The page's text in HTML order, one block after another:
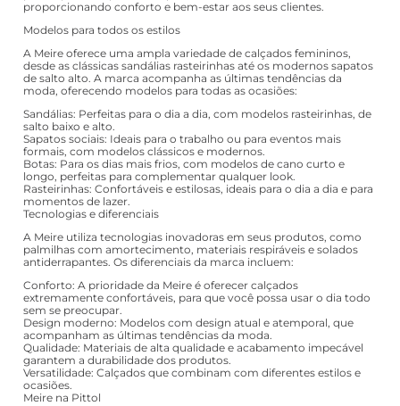
proporcionando conforto e bem-estar aos seus clientes.
Modelos para todos os estilos
A Meire oferece uma ampla variedade de calçados femininos,
desde as clássicas sandálias rasteirinhas até os modernos sapatos
de salto alto. A marca acompanha as últimas tendências da
moda, oferecendo modelos para todas as ocasiões:
Sandálias: Perfeitas para o dia a dia, com modelos rasteirinhas, de
salto baixo e alto.
Sapatos sociais: Ideais para o trabalho ou para eventos mais
formais, com modelos clássicos e modernos.
Botas: Para os dias mais frios, com modelos de cano curto e
longo, perfeitas para complementar qualquer look.
Rasteirinhas: Confortáveis e estilosas, ideais para o dia a dia e para
momentos de lazer.
Tecnologias e diferenciais
A Meire utiliza tecnologias inovadoras em seus produtos, como
palmilhas com amortecimento, materiais respiráveis e solados
antiderrapantes. Os diferenciais da marca incluem:
Conforto: A prioridade da Meire é oferecer calçados
extremamente confortáveis, para que você possa usar o dia todo
sem se preocupar.
Design moderno: Modelos com design atual e atemporal, que
acompanham as últimas tendências da moda.
Qualidade: Materiais de alta qualidade e acabamento impecável
garantem a durabilidade dos produtos.
Versatilidade: Calçados que combinam com diferentes estilos e
ocasiões.
Meire na Pittol